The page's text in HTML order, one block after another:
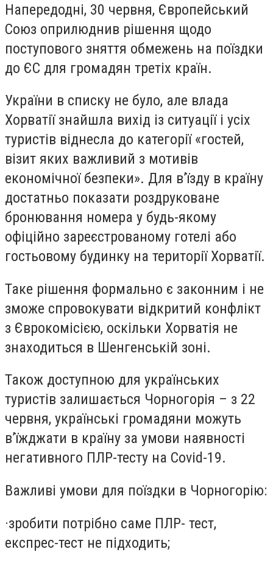
Напередодні, 30 червня, Європейський
Союз оприлюднив рішення щодо
поступового зняття обмежень на поїздки
до ЄС для громадян третіх країн.
України в списку не було, але влада
Хорватії знайшла вихід із ситуації і усіх
туристів віднесла до категорії «гостей,
візит яких важливий з мотивів
економічної безпеки». Для в’їзду в країну
достатньо показати роздруковане
бронювання номера у будь-якому
офіційно зареєстрованому готелі або
гостьовому будинку на території Хорватії.
Таке рішення формально є законним і не
зможе спровокувати відкритий конфлікт
з Єврокомісією, оскільки Хорватія не
знаходиться в Шенгенській зоні.
Також доступною для українських
туристів залишається Чорногорія – з 22
червня, українські громадяни можуть
в’їжджати в країну за умови наявності
негативного ПЛР-тесту на Covid-19.
Важливі умови для поїздки в Чорногорію:
·зробити потрібно саме ПЛР- тест,
експрес-тест не підходить;